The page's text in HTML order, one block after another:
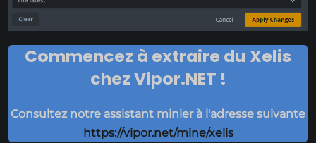
Commencez à extraire du Xelis
chez Vipor.NET !
Consultez notre assistant minier à l'adresse suivante
https://vipor.net/mine/xelis